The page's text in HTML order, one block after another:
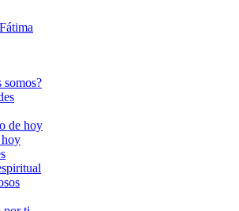
somos?
de hoy
hoy